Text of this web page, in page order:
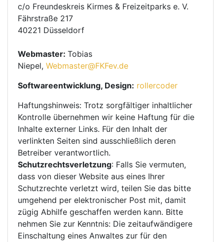
c/o Freundeskreis Kirmes & Freizeitparks e. V.
Fährstraße 217
40221 Düsseldorf
Webmaster: Tobias
Niepel, Webmaster@FKFev.de
Softwareentwicklung, Design: rollercoder
Haftungshinweis: Trotz sorgfältiger inhaltlicher
Kontrolle übernehmen wir keine Haftung für die
Inhalte externer Links. Für den Inhalt der
verlinkten Seiten sind ausschließlich deren
Betreiber verantwortlich.
Schutzrechtsverletzung: Falls Sie vermuten,
dass von dieser Website aus eines Ihrer
Schutzrechte verletzt wird, teilen Sie das bitte
umgehend per elektronischer Post mit, damit
zügig Abhilfe geschaffen werden kann. Bitte
nehmen Sie zur Kenntnis: Die zeitaufwändigere
Einschaltung eines Anwaltes zur für den